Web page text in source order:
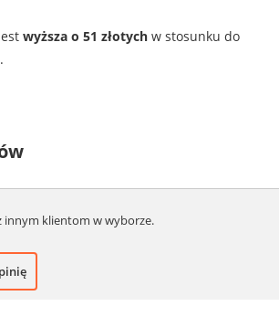
wyższa o 51 złotych w stosunku do
klientom w wyborze.